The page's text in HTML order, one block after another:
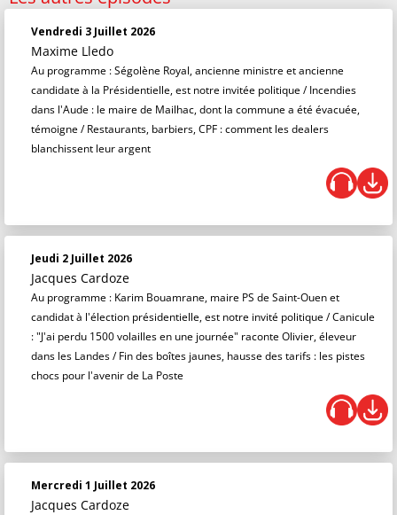
Vendredi 3 Juillet 2026
Maxime Lledo
Au programme : Ségolène Royal, ancienne ministre et ancienne
candidate à la Présidentielle, est notre invitée politique / Incendies
dans l'Aude : le maire de Mailhac, dont la commune a été évacuée,
témoigne / Restaurants, barbiers, CPF : comment les dealers
blanchissent leur argent
Jeudi 2 Juillet 2026
Jacques Cardoze
Au programme : Karim Bouamrane, maire PS de Saint-Ouen et
candidat à l'élection présidentielle, est notre invité politique / Canicule
: "J'ai perdu 1500 volailles en une journée" raconte Olivier, éleveur
dans les Landes / Fin des boîtes jaunes, hausse des tarifs : les pistes
chocs pour l'avenir de La Poste
Mercredi 1 Juillet 2026
Jacques Cardoze